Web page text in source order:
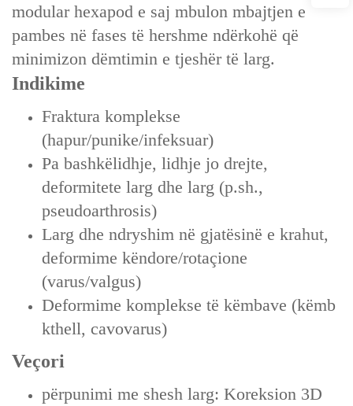
modular hexapod e saj mbulon mbajtjen e
pambes në fases të hershme ndërkohë që
minimizon dëmtimin e tjeshër të larg.
Indikime
Fraktura komplekse
(hapur/punike/infeksuar)
Pa bashkëlidhje, lidhje jo drejte,
deformitete larg dhe larg (p.sh.,
pseudoarthrosis)
Larg dhe ndryshim në gjatësinë e krahut,
deformime këndore/rotaçione
(varus/valgus)
Deformime komplekse të këmbave (këmb
kthell, cavovarus)
Veçori
përpunimi me shesh larg: Koreksion 3D